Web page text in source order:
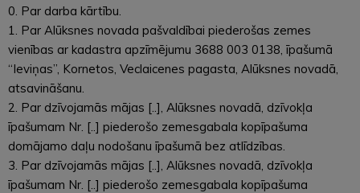
0. Par darba kārtību.
1. Par Alūksnes novada pašvaldībai piederošas zemes
vienības ar kadastra apzīmējumu 3688 003 0138, īpašumā
“Ieviņas”, Kornetos, Veclaicenes pagasta, Alūksnes novadā,
atsavināšanu.
2. Par dzīvojamās mājas [..], Alūksnes novadā, dzīvokļa
īpašumam Nr. [..] piederošo zemesgabala kopīpašuma
domājamo daļu nodošanu īpašumā bez atlīdzības.
3. Par dzīvojamās mājas [..], Alūksnes novadā, dzīvokļa
īpašumam Nr. [..] piederošo zemesgabala kopīpašuma